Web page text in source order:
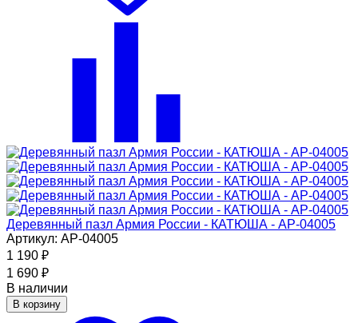
Деревянный пазл Армия России - КАТЮША - АР-04005
Артикул: АР-04005
1 190 ₽
1 690 ₽
В наличии
В корзину